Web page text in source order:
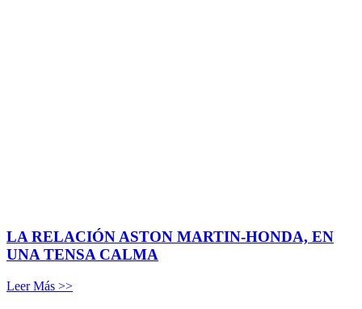
LA RELACIÓN ASTON MARTIN-HONDA, EN
UNA TENSA CALMA
Leer Más >>